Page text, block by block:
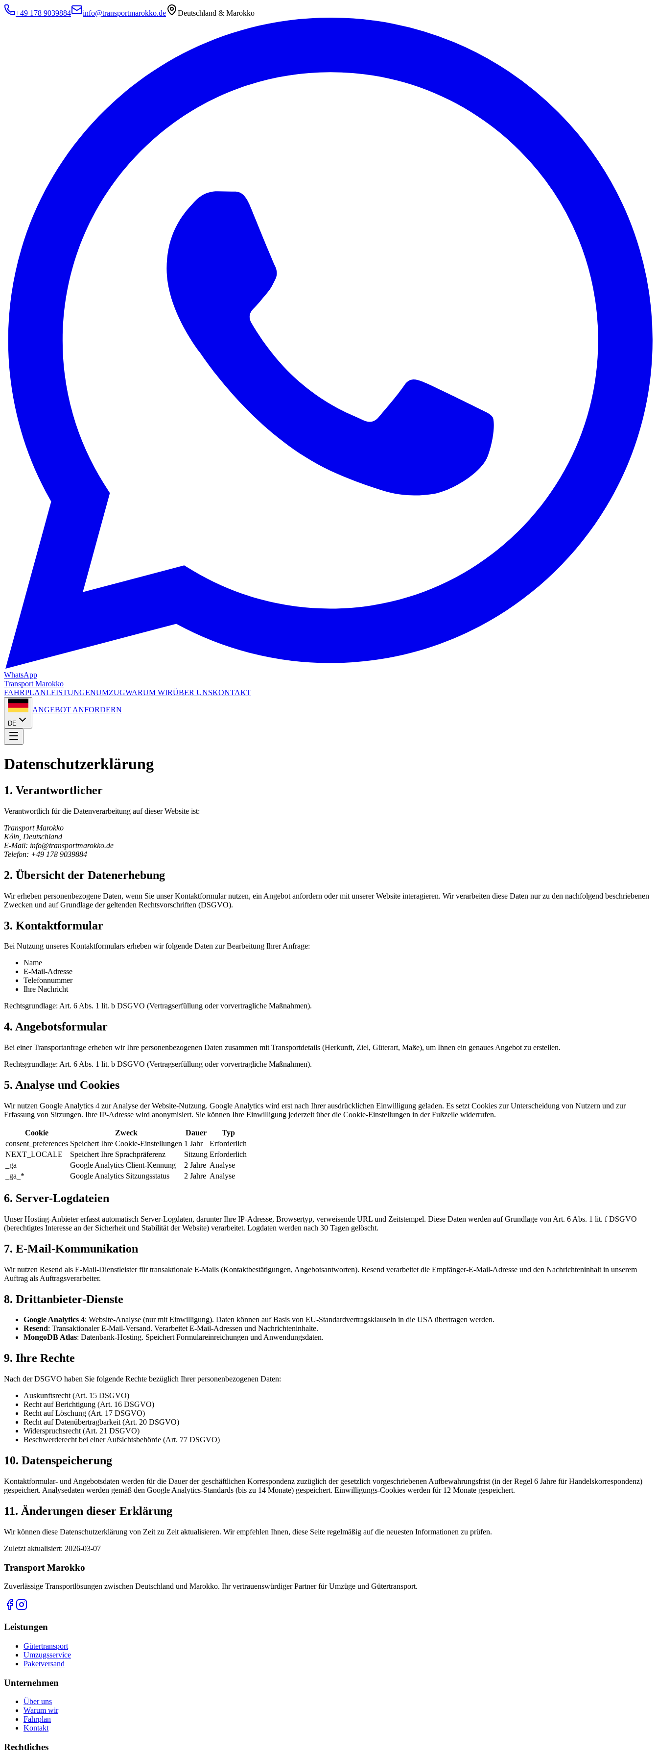
+49 178 9039884 info@transportmarokko.de Deutschland & Marokko
WhatsApp
Transport Marokko
FAHRPLANLEISTUNGENUMZUGWARUM WIRÜBER UNSKONTAKT
DE
ANGEBOT ANFORDERN
Datenschutzerklärung
1. Verantwortlicher
Verantwortlich für die Datenverarbeitung auf dieser Website ist:
Transport Marokko
Köln, Deutschland
E-Mail: info@transportmarokko.de
Telefon: +49 178 9039884
2. Übersicht der Datenerhebung
Wir erheben personenbezogene Daten, wenn Sie unser Kontaktformular nutzen, ein Angebot anfordern oder mit unserer Website interagieren. Wir verarbeiten diese Daten nur zu den nachfolgend beschriebenen
Zwecken und auf Grundlage der geltenden Rechtsvorschriften (DSGVO).
3. Kontaktformular
Bei Nutzung unseres Kontaktformulars erheben wir folgende Daten zur Bearbeitung Ihrer Anfrage:
Name
E-Mail-Adresse
Telefonnummer
Ihre Nachricht
Rechtsgrundlage: Art. 6 Abs. 1 lit. b DSGVO (Vertragserfüllung oder vorvertragliche Maßnahmen).
4. Angebotsformular
Bei einer Transportanfrage erheben wir Ihre personenbezogenen Daten zusammen mit Transportdetails (Herkunft, Ziel, Güterart, Maße), um Ihnen ein genaues Angebot zu erstellen.
Rechtsgrundlage: Art. 6 Abs. 1 lit. b DSGVO (Vertragserfüllung oder vorvertragliche Maßnahmen).
5. Analyse und Cookies
Wir nutzen Google Analytics 4 zur Analyse der Website-Nutzung. Google Analytics wird erst nach Ihrer ausdrücklichen Einwilligung geladen. Es setzt Cookies zur Unterscheidung von Nutzern und zur
Erfassung von Sitzungen. Ihre IP-Adresse wird anonymisiert. Sie können Ihre Einwilligung jederzeit über die Cookie-Einstellungen in der Fußzeile widerrufen.
Cookie Zweck Dauer
Typ
consent_preferences Speichert Ihre Cookie-Einstellungen 1 Jahr
Erforderlich
NEXT_LOCALE
Speichert Ihre Sprachpräferenz Sitzung Erforderlich
_ga
Google Analytics Client-Kennung 2 Jahre Analyse
_ga_*
Google Analytics Sitzungsstatus 2 Jahre Analyse
6. Server-Logdateien
Unser Hosting-Anbieter erfasst automatisch Server-Logdaten, darunter Ihre IP-Adresse, Browsertyp, verweisende URL und Zeitstempel. Diese Daten werden auf Grundlage von Art. 6 Abs. 1 lit. f DSGVO
(berechtigtes Interesse an der Sicherheit und Stabilität der Website) verarbeitet. Logdaten werden nach 30 Tagen gelöscht.
7. E-Mail-Kommunikation
Wir nutzen Resend als E-Mail-Dienstleister für transaktionale E-Mails (Kontaktbestätigungen, Angebotsantworten). Resend verarbeitet die Empfänger-E-Mail-Adresse und den Nachrichteninhalt in unserem
Auftrag als Auftragsverarbeiter.
8. Drittanbieter-Dienste
Google Analytics 4: Website-Analyse (nur mit Einwilligung). Daten können auf Basis von EU-Standardvertragsklauseln in die USA übertragen werden.
Resend: Transaktionaler E-Mail-Versand. Verarbeitet E-Mail-Adressen und Nachrichteninhalte.
MongoDB Atlas: Datenbank-Hosting. Speichert Formulareinreichungen und Anwendungsdaten.
9. Ihre Rechte
Nach der DSGVO haben Sie folgende Rechte bezüglich Ihrer personenbezogenen Daten:
Auskunftsrecht (Art. 15 DSGVO)
Recht auf Berichtigung (Art. 16 DSGVO)
Recht auf Löschung (Art. 17 DSGVO)
Recht auf Datenübertragbarkeit (Art. 20 DSGVO)
Widerspruchsrecht (Art. 21 DSGVO)
Beschwerderecht bei einer Aufsichtsbehörde (Art. 77 DSGVO)
10. Datenspeicherung
Kontaktformular- und Angebotsdaten werden für die Dauer der geschäftlichen Korrespondenz zuzüglich der gesetzlich vorgeschriebenen Aufbewahrungsfrist (in der Regel 6 Jahre für Handelskorrespondenz)
gespeichert. Analysedaten werden gemäß den Google Analytics-Standards (bis zu 14 Monate) gespeichert. Einwilligungs-Cookies werden für 12 Monate gespeichert.
11. Änderungen dieser Erklärung
Wir können diese Datenschutzerklärung von Zeit zu Zeit aktualisieren. Wir empfehlen Ihnen, diese Seite regelmäßig auf die neuesten Informationen zu prüfen.
Zuletzt aktualisiert: 2026-03-07
Transport Marokko
Zuverlässige Transportlösungen zwischen Deutschland und Marokko. Ihr vertrauenswürdiger Partner für Umzüge und Gütertransport.
Leistungen
Gütertransport
Umzugsservice
Paketversand
Unternehmen
Über uns
Warum wir
Fahrplan
Kontakt
Rechtliches